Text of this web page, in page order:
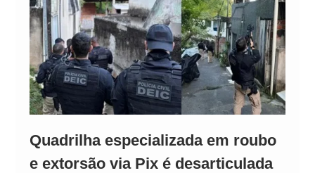
Quadrilha especializada em roubo
e extorsão via Pix é desarticulada